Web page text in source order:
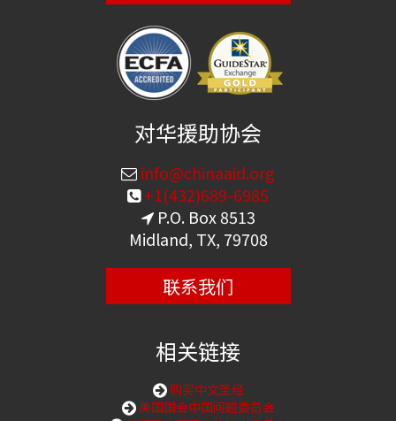
对华援助协会
info@chinaaid.org
+1(432)689-6985
P.O. Box 8513
Midland, TX, 79708
联系我们
相关链接
购买中文圣经
美国国会中国问题委员会